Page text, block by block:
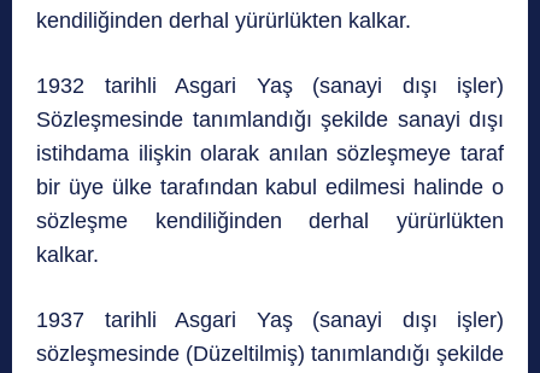
kendiliğinden derhal yürürlükten kalkar.
1932 tarihli Asgari Yaş (sanayi dışı işler)
Sözleşmesinde tanımlandığı şekilde sanayi dışı
istihdama ilişkin olarak anılan sözleşmeye taraf
bir üye ülke tarafından kabul edilmesi halinde o
sözleşme kendiliğinden derhal yürürlükten
kalkar.
1937 tarihli Asgari Yaş (sanayi dışı işler)
sözleşmesinde (Düzeltilmiş) tanımlandığı şekilde